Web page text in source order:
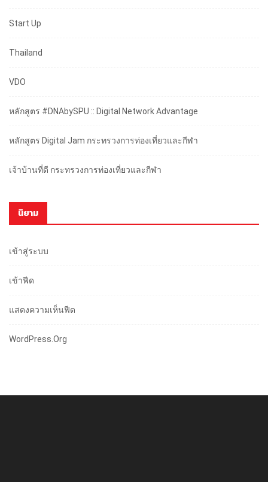
Start Up
Thailand
VDO
หลักสูตร #DNAbySPU :: Digital Network Advantage
หลักสูตร Digital Jam กระทรวงการท่องเที่ยวและกีฬา
เจ้าบ้านที่ดี กระทรวงการท่องเที่ยวและกีฬา
นิยาม
เข้าสู่ระบบ
เข้าฟีด
แสดงความเห็นฟีด
WordPress.org